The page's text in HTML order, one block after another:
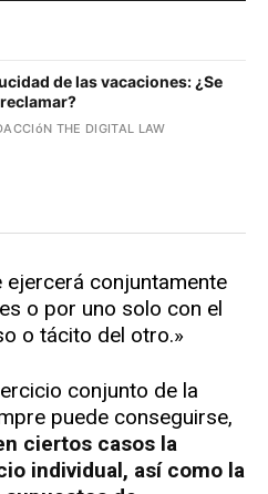
de las vacaciones: ¿Se
THE DIGITAL LAW
conjuntamente
o por uno solo con el
o tácito del otro.»
conjunto de la
puede conseguirse,
ciertos casos la
individual, así como la